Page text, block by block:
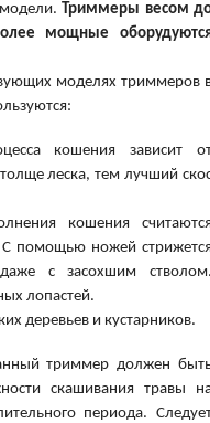
Триммеры весом
мощные
моделях триммеров
кошения зависит
леска, тем лучший
кошения
помощью ножей
с засохшим
лопастей.
деревьев и кустарников.
триммер должен
скашивания травы
периода.